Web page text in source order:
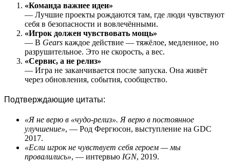
«Команда важнее идеи»
— Лучшие проекты рождаются там, где люди чувствуют
себя в безопасности и вовлечёнными.
«Игрок должен чувствовать мощь»
— В Gears каждое действие — тяжёлое, медленное, но
разрушительное. Это не скорость, а вес.
«Сервис, а не релиз»
— Игра не заканчивается после запуска. Она живёт
через обновления, события, сообщество.
Подтверждающие цитаты:
«Я не верю в «чудо-релиз». Я верю в постоянное
улучшение», — Род Фергюсон, выступление на GDC
2017.
«Если игрок не чувствует себя героем — мы
провалились», — интервью IGN, 2019.